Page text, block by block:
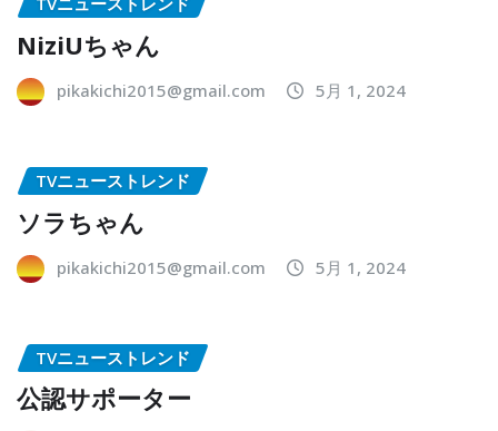
NiziUちゃん
pikakichi2015@gmail.com 5月 1, 2024
TVニューストレンド
ソラちゃん
pikakichi2015@gmail.com 5月 1, 2024
TVニューストレンド
公認サポーター